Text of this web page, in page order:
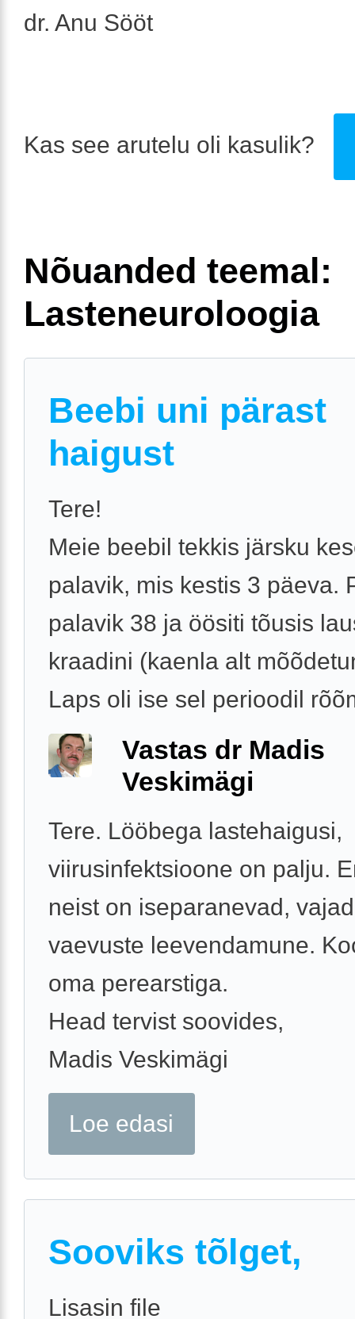
dr. Anu Sööt
Kas see arutelu oli kasulik?
Nõuanded teemal:
Lasteneuroloogia
Beebi uni pärast
haigust
Tere!
Meie beebil tekkis järsku
palavik, mis kestis 3 päeva.
palavik 38 ja öösiti tõusis
kraadini (kaenla alt
Laps oli ise sel perioodil
Vastas dr Madis
Veskimägi
Tere. Lööbega lastehaigusi,
viirusinfektsioone on palju.
neist on iseparanevad,
vaevuste leevendamune.
oma perearstiga.
Head tervist soovides,
Madis Veskimägi
Loe edasi
Sooviks tõlget,
Lisasin file